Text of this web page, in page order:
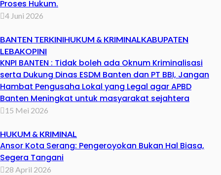
Proses Hukum.
4 Juni 2026
BANTEN TERKINIHUKUM & KRIMINALKABUPATEN
LEBAKOPINI
KNPI BANTEN : Tidak boleh ada Oknum Kriminalisasi
serta Dukung Dinas ESDM Banten dan PT BBI, Jangan
Hambat Pengusaha Lokal yang Legal agar APBD
Banten Meningkat untuk masyarakat sejahtera
15 Mei 2026
HUKUM & KRIMINAL
Ansor Kota Serang: Pengeroyokan Bukan Hal Biasa,
Segera Tangani
28 April 2026